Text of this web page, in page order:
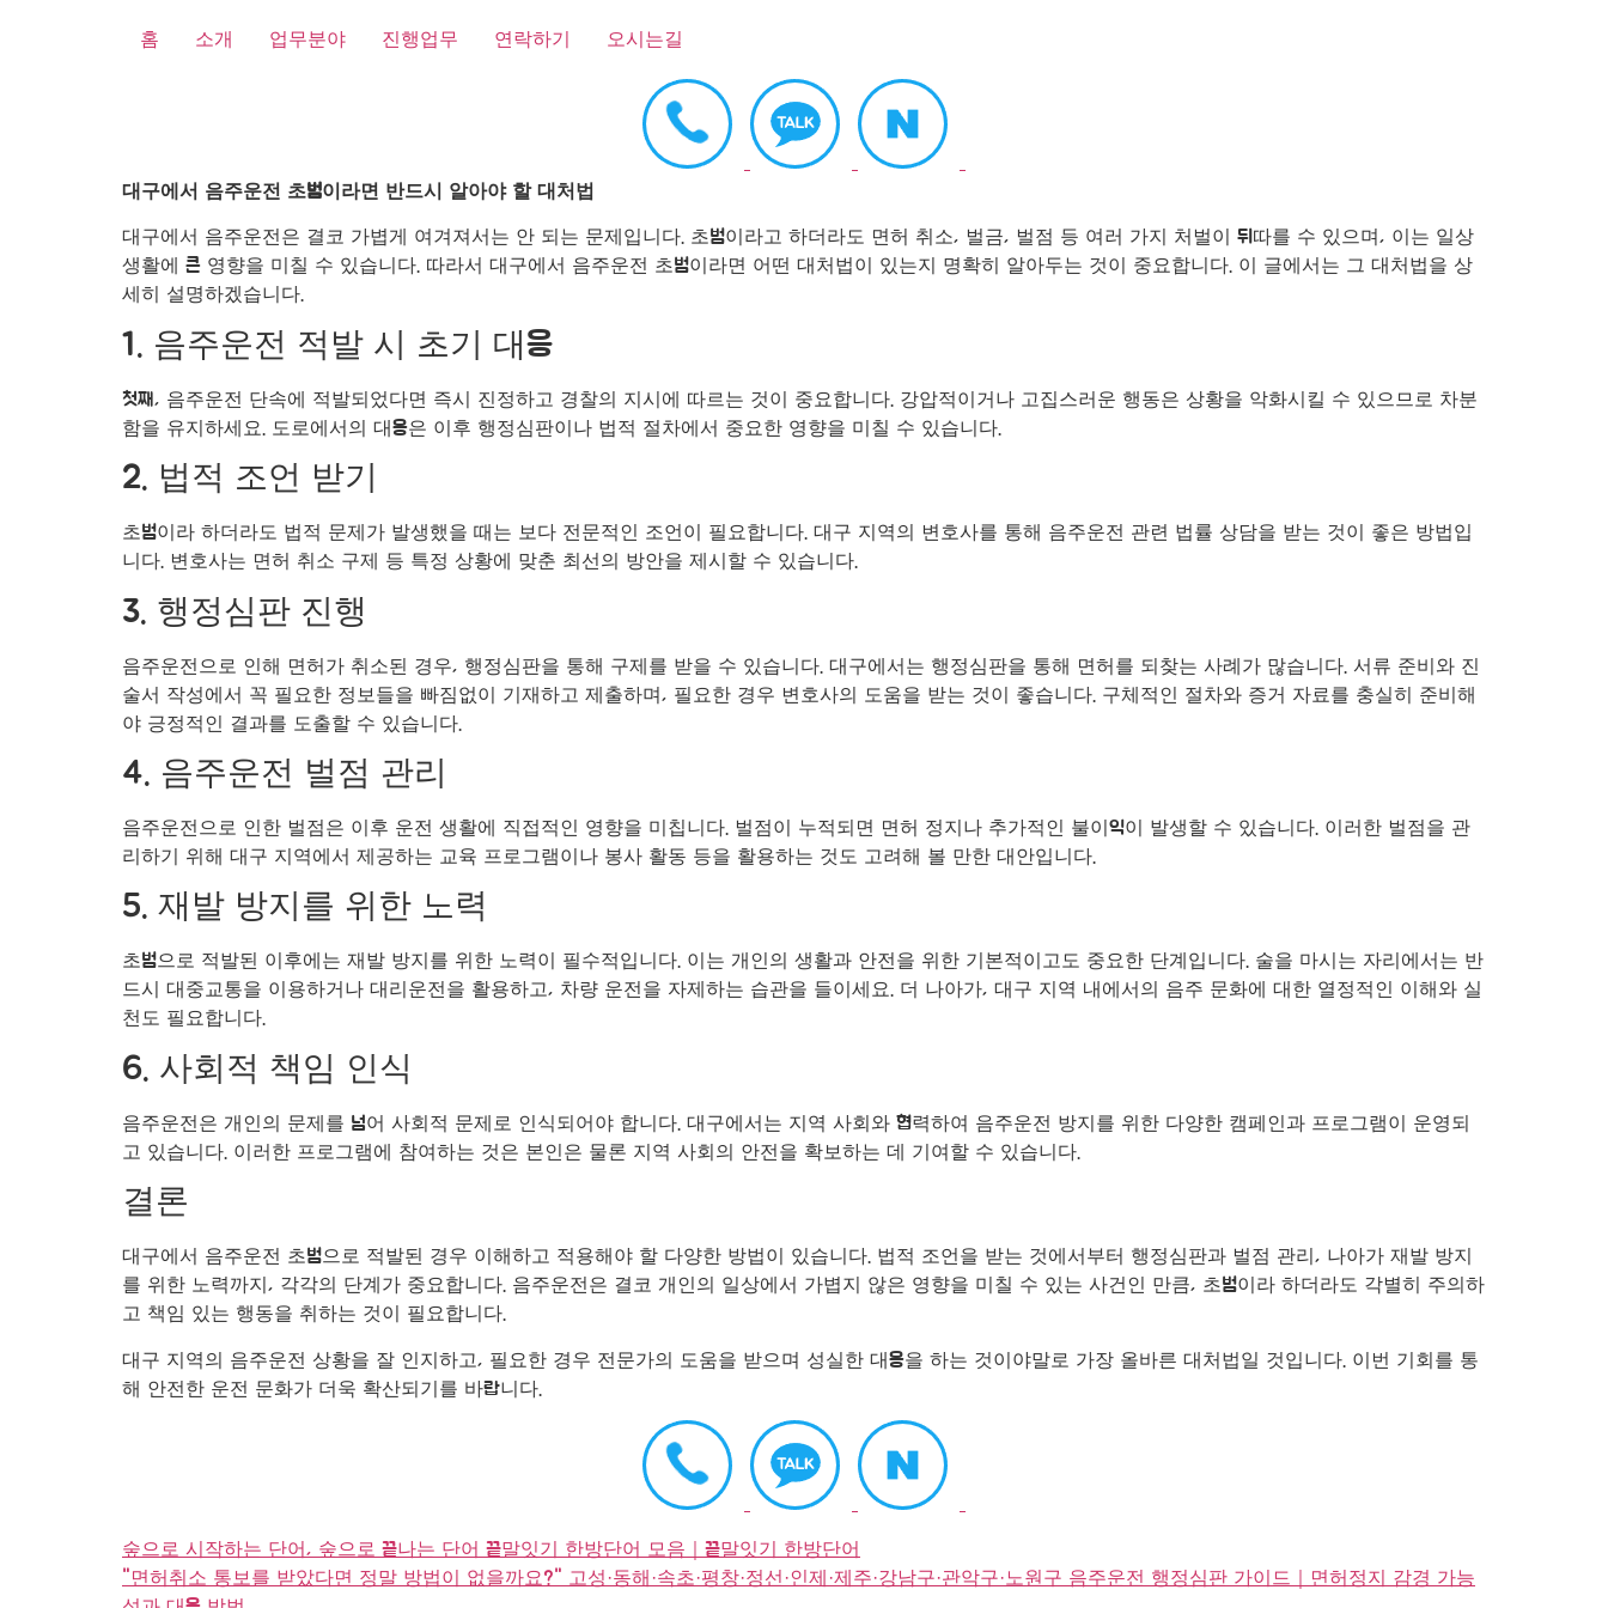
홈 소개 업무분야 진행업무 연락하기 오시는길
대구에서 음주운전 초범이라면 반드시 알아야 할 대처법
대구에서 음주운전은 결코 가볍게 여겨져서는 안 되는 문제입니다. 초범이라고 하더라도 면허 취소, 벌금, 벌점 등 여러 가지 처벌이 뒤따를 수 있으며, 이는 일상
생활에 큰 영향을 미칠 수 있습니다. 따라서 대구에서 음주운전 초범이라면 어떤 대처법이 있는지 명확히 알아두는 것이 중요합니다. 이 글에서는 그 대처법을 상
세히 설명하겠습니다.
1. 음주운전 적발 시 초기 대응
첫째, 음주운전 단속에 적발되었다면 즉시 진정하고 경찰의 지시에 따르는 것이 중요합니다. 강압적이거나 고집스러운 행동은 상황을 악화시킬 수 있으므로 차분
함을 유지하세요. 도로에서의 대응은 이후 행정심판이나 법적 절차에서 중요한 영향을 미칠 수 있습니다.
2. 법적 조언 받기
초범이라 하더라도 법적 문제가 발생했을 때는 보다 전문적인 조언이 필요합니다. 대구 지역의 변호사를 통해 음주운전 관련 법률 상담을 받는 것이 좋은 방법입
니다. 변호사는 면허 취소 구제 등 특정 상황에 맞춘 최선의 방안을 제시할 수 있습니다.
3. 행정심판 진행
음주운전으로 인해 면허가 취소된 경우, 행정심판을 통해 구제를 받을 수 있습니다. 대구에서는 행정심판을 통해 면허를 되찾는 사례가 많습니다. 서류 준비와 진
술서 작성에서 꼭 필요한 정보들을 빠짐없이 기재하고 제출하며, 필요한 경우 변호사의 도움을 받는 것이 좋습니다. 구체적인 절차와 증거 자료를 충실히 준비해
야 긍정적인 결과를 도출할 수 있습니다.
4. 음주운전 벌점 관리
음주운전으로 인한 벌점은 이후 운전 생활에 직접적인 영향을 미칩니다. 벌점이 누적되면 면허 정지나 추가적인 불이익이 발생할 수 있습니다. 이러한 벌점을 관
리하기 위해 대구 지역에서 제공하는 교육 프로그램이나 봉사 활동 등을 활용하는 것도 고려해 볼 만한 대안입니다.
5. 재발 방지를 위한 노력
초범으로 적발된 이후에는 재발 방지를 위한 노력이 필수적입니다. 이는 개인의 생활과 안전을 위한 기본적이고도 중요한 단계입니다. 술을 마시는 자리에서는 반
드시 대중교통을 이용하거나 대리운전을 활용하고, 차량 운전을 자제하는 습관을 들이세요. 더 나아가, 대구 지역 내에서의 음주 문화에 대한 열정적인 이해와 실
천도 필요합니다.
6. 사회적 책임 인식
음주운전은 개인의 문제를 넘어 사회적 문제로 인식되어야 합니다. 대구에서는 지역 사회와 협력하여 음주운전 방지를 위한 다양한 캠페인과 프로그램이 운영되
고 있습니다. 이러한 프로그램에 참여하는 것은 본인은 물론 지역 사회의 안전을 확보하는 데 기여할 수 있습니다.
결론
대구에서 음주운전 초범으로 적발된 경우 이해하고 적용해야 할 다양한 방법이 있습니다. 법적 조언을 받는 것에서부터 행정심판과 벌점 관리, 나아가 재발 방지
를 위한 노력까지, 각각의 단계가 중요합니다. 음주운전은 결코 개인의 일상에서 가볍지 않은 영향을 미칠 수 있는 사건인 만큼, 초범이라 하더라도 각별히 주의하
고 책임 있는 행동을 취하는 것이 필요합니다.
대구 지역의 음주운전 상황을 잘 인지하고, 필요한 경우 전문가의 도움을 받으며 성실한 대응을 하는 것이야말로 가장 올바른 대처법일 것입니다. 이번 기회를 통
해 안전한 운전 문화가 더욱 확산되기를 바랍니다.
숲으로 시작하는 단어, 숲으로 끝나는 단어 끝말잇기 한방단어 모음｜끝말잇기 한방단어
"면허취소 통보를 받았다면 정말 방법이 없을까요?" 고성·동해·속초·평창·정선·인제·제주·강남구·관악구·노원구 음주운전 행정심판 가이드｜면허정지 감경 가능